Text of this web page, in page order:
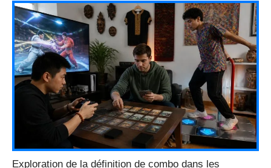
Exploration de la définition de combo dans les